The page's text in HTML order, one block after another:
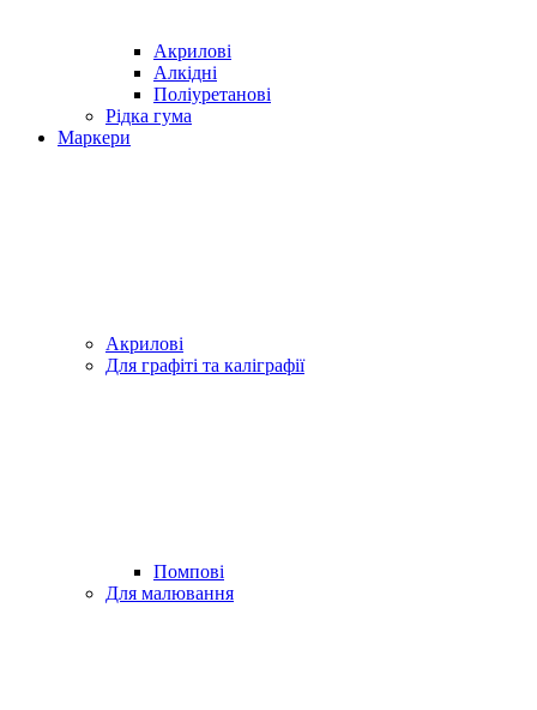
Акрилові
Алкідні
Поліуретанові
Рідка гума
Маркери
Акрилові
Для графіті та каліграфії
Помпові
Для малювання